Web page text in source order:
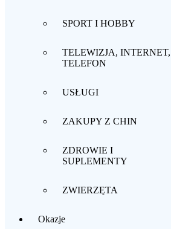
SPORT I HOBBY
TELEWIZJA, INTERNET,
TELEFON
USŁUGI
ZAKUPY Z CHIN
ZDROWIE I
SUPLEMENTY
ZWIERZĘTA
Okazje